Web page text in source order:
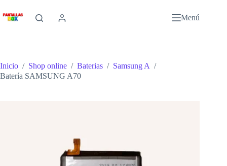
al
contenido
Menú
Inicio / Shop online / Baterias / Samsung A /
Batería SAMSUNG A70